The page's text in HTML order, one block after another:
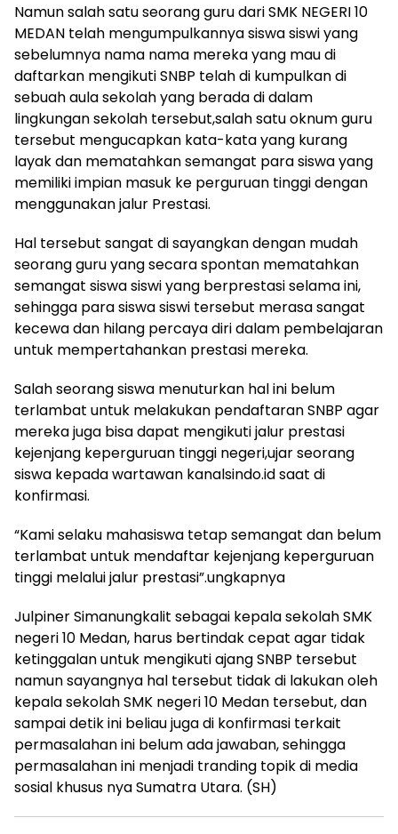
Namun salah satu seorang guru dari SMK NEGERI 10
MEDAN telah mengumpulkannya siswa siswi yang
sebelumnya nama nama mereka yang mau di
daftarkan mengikuti SNBP telah di kumpulkan di
sebuah aula sekolah yang berada di dalam
lingkungan sekolah tersebut,salah satu oknum guru
tersebut mengucapkan kata-kata yang kurang
layak dan mematahkan semangat para siswa yang
memiliki impian masuk ke perguruan tinggi dengan
menggunakan jalur Prestasi.
Hal tersebut sangat di sayangkan dengan mudah
seorang guru yang secara spontan mematahkan
semangat siswa siswi yang berprestasi selama ini,
sehingga para siswa siswi tersebut merasa sangat
kecewa dan hilang percaya diri dalam pembelajaran
untuk mempertahankan prestasi mereka.
Salah seorang siswa menuturkan hal ini belum
terlambat untuk melakukan pendaftaran SNBP agar
mereka juga bisa dapat mengikuti jalur prestasi
kejenjang keperguruan tinggi negeri,ujar seorang
siswa kepada wartawan kanalsindo.id saat di
konfirmasi.
“Kami selaku mahasiswa tetap semangat dan belum
terlambat untuk mendaftar kejenjang keperguruan
tinggi melalui jalur prestasi”.ungkapnya
Julpiner Simanungkalit sebagai kepala sekolah SMK
negeri 10 Medan, harus bertindak cepat agar tidak
ketinggalan untuk mengikuti ajang SNBP tersebut
namun sayangnya hal tersebut tidak di lakukan oleh
kepala sekolah SMK negeri 10 Medan tersebut, dan
sampai detik ini beliau juga di konfirmasi terkait
permasalahan ini belum ada jawaban, sehingga
permasalahan ini menjadi tranding topik di media
sosial khusus nya Sumatra Utara. (SH)